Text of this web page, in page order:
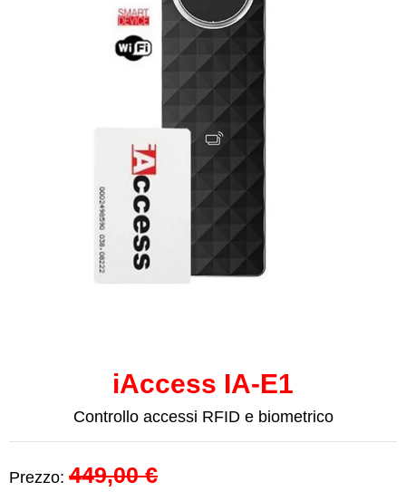
iAccess IA-E1
Controllo accessi RFID e biometrico
Prezzo: 449,00 €